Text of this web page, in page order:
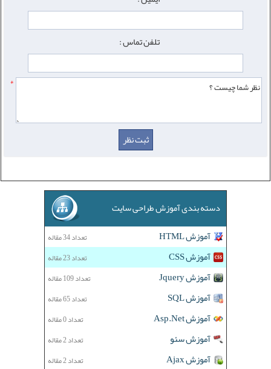
تلفن تماس :
*
دسته بندی آموزش طراحی سایت
آموزش HTML
تعداد 34 مقاله
آموزش CSS تعداد 23 مقاله
آموزش Jquery تعداد 109 مقاله
آموزش SQL تعداد 65 مقاله
آموزش Asp.Net تعداد 0 مقاله
آموزش سئو تعداد 2 مقاله
آموزش Ajax تعداد 2 مقاله